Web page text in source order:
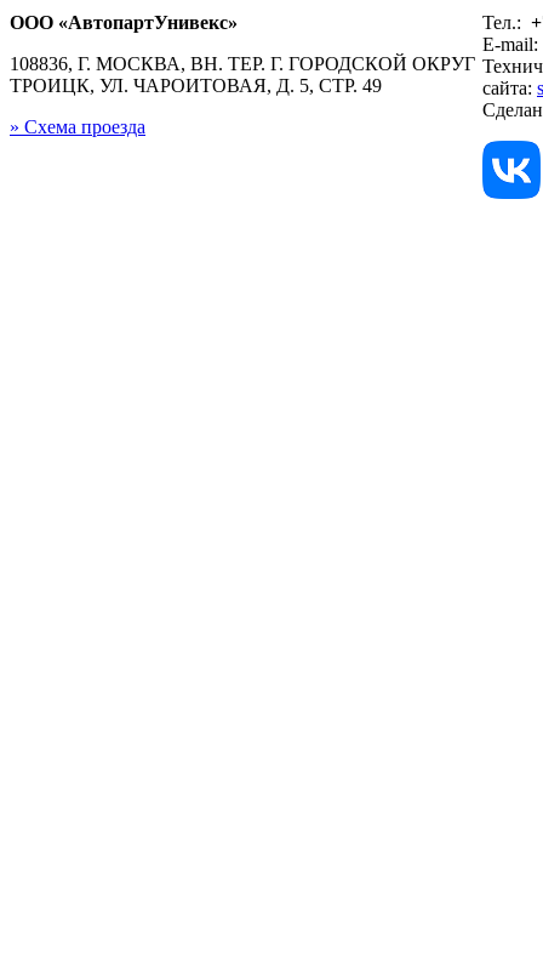
ООО «АвтопартУнивекс»
108836, Г. МОСКВА, ВН. ТЕР. Г. ГОРОДСКОЙ ОКРУГ
ТРОИЦК, УЛ. ЧАРОИТОВАЯ, Д. 5, СТР. 49
» Схема проезда
Тел.:
E-mail:
сайта: